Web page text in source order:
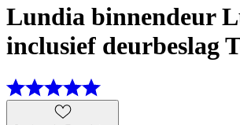
Lundia binnendeur
inclusief deurbeslag